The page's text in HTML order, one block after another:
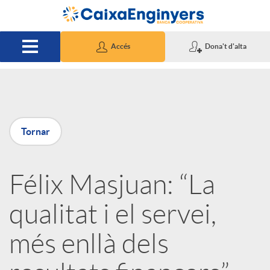
Salta al contingut principal
Accés Dona't d'alta
P
u
b
l
Tornar
Félix Masjuan: “La
qualitat i el servei,
més enllà dels